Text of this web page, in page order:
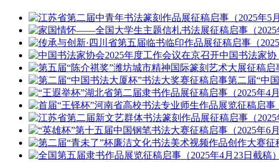
中国书法家协
第二届“中国